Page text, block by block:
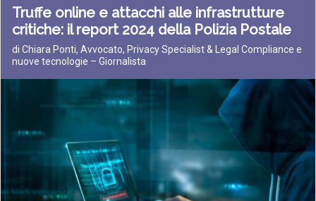
Truffe online e attacchi alle infrastrutture
critiche: il report 2024 della Polizia Postale
di Chiara Ponti, Avvocato, Privacy Specialist & Legal Compliance e
nuove tecnologie – Giornalista